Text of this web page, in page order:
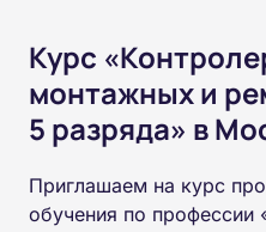
Курс
монтажных и
5 разряда» в
Приглашаем на курс
обучения по профессии